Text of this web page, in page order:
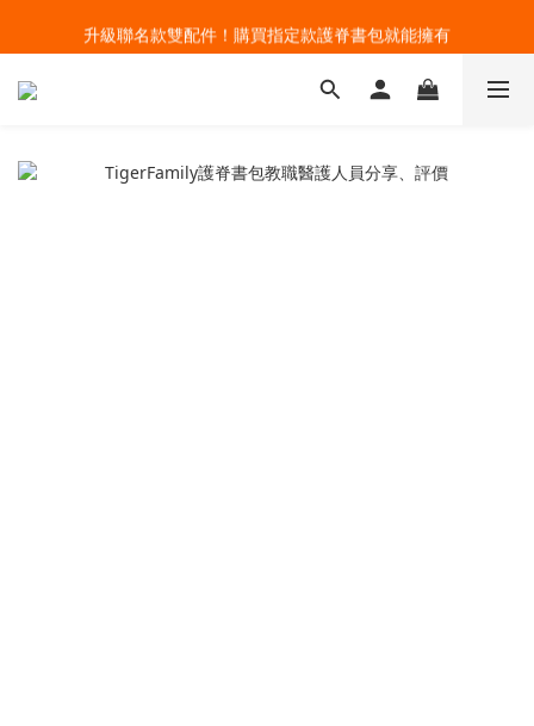
🔥今夏最夯 Pokémon 寶可夢書包現貨熱賣中！開心迎接新學期！
升級聯名款雙配件！購買指定款護脊書包就能擁有
🔥今夏最夯 Pokémon 寶可夢書包現貨熱賣中！開心迎接新學期！